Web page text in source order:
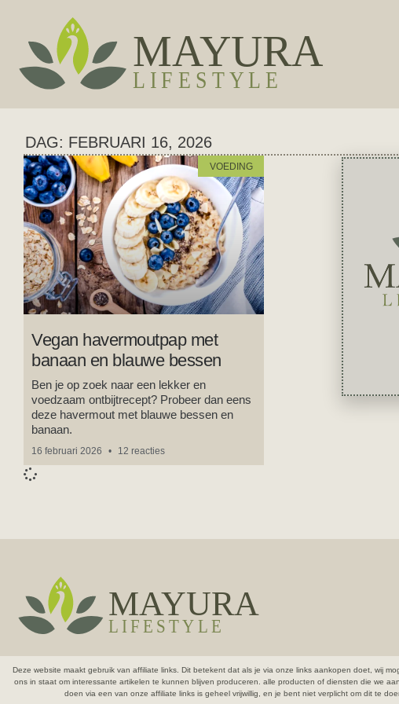
DAG: FEBRUARI 16, 2026
VOEDING
Vegan havermoutpap met
banaan en blauwe bessen
Ben je op zoek naar een lekker en
voedzaam ontbijtrecept? Probeer dan eens
deze havermout met blauwe bessen en
banaan.
16 februari 2026 12 reacties
Deze website maakt gebruik van affiliate links. Dit betekent dat als je via onze links aankopen doet, wij
ons in staat om interessante artikelen te kunnen blijven produceren. alle producten of diensten die we
doen via een van onze affiliate links is geheel vrijwillig, en je bent niet verplicht om dit te